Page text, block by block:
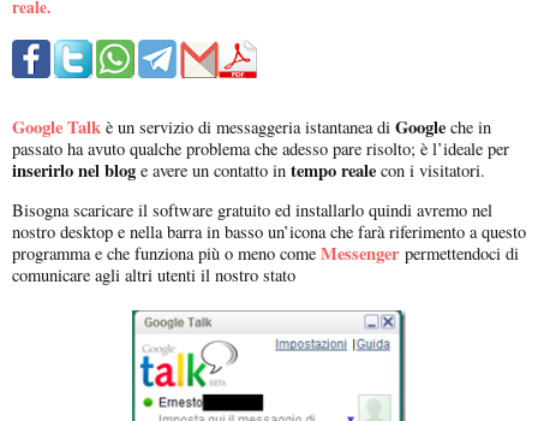
reale.
Google Talk è un servizio di messaggeria istantanea di Google che in
passato ha avuto qualche problema che adesso pare risolto; è l’ideale per
inserirlo nel blog e avere un contatto in tempo reale con i visitatori.
Bisogna scaricare il software gratuito ed installarlo quindi avremo nel
nostro desktop e nella barra in basso un’icona che farà riferimento a questo
programma e che funziona più o meno come Messenger permettendoci di
comunicare agli altri utenti il nostro stato